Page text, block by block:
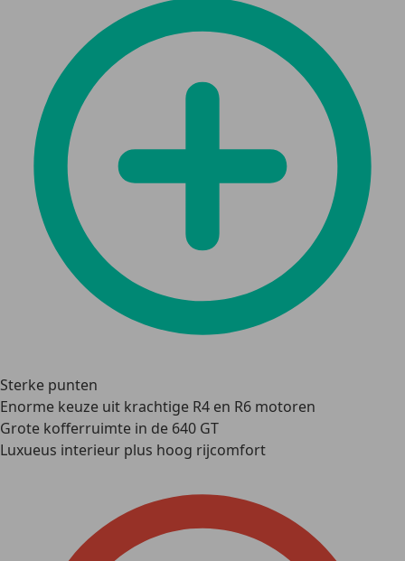
Sterke punten
Enorme keuze uit krachtige R4 en R6 motoren
Grote kofferruimte in de 640 GT
Luxueus interieur plus hoog rijcomfort